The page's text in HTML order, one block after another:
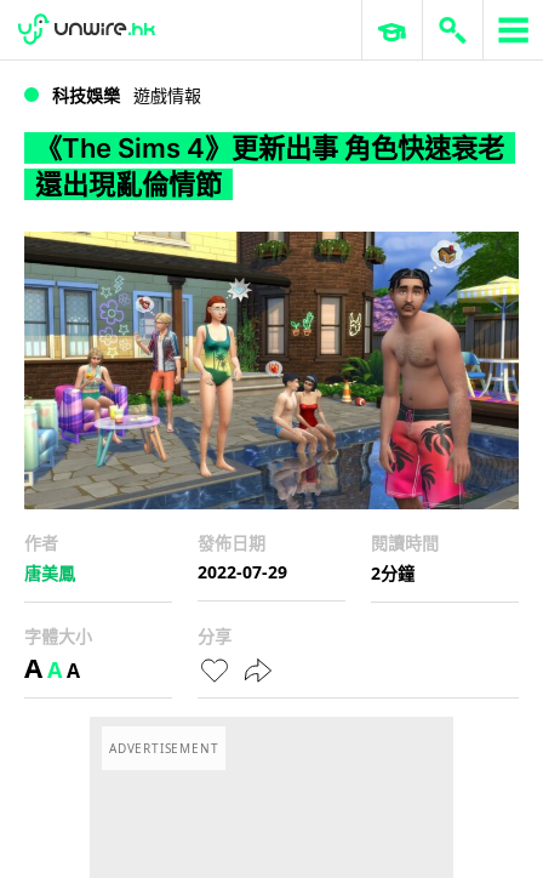
WWDC 2026 ERP 與商業 AI
科技娛樂 遊戲情報
《The Sims 4》更新出事 角色快速衰老
還出現亂倫情節
作者
唐美鳳
發佈日期
2022-07-29
閱讀時間
2分鐘
字體大小
AAA
分享
ADVERTISEMENT